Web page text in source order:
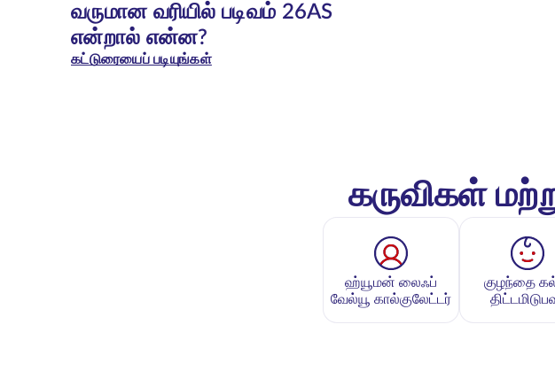
வருமான வரியில் படிவம் 26AS
என்றால் என்ன?
கட்டுரையைப் படியுங்கள்
கருவிகள்
ஹ்யூமன் லைஃப்
வேல்யூ கால்குலேட்டர்
குழந்தை